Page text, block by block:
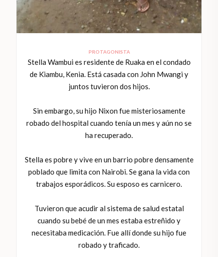
PROTAGONISTA
Stella Wambui es residente de Ruaka en el condado
de Kiambu, Kenia. Está casada con John Mwangi y
juntos tuvieron dos hijos.
Sin embargo, su hijo Nixon fue misteriosamente
robado del hospital cuando tenía un mes y aún no se
ha recuperado.
Stella es pobre y vive en un barrio pobre densamente
poblado que limita con Nairobi. Se gana la vida con
trabajos esporádicos. Su esposo es carnicero.
Tuvieron que acudir al sistema de salud estatal
cuando su bebé de un mes estaba estreñido y
necesitaba medicación. Fue allí donde su hijo fue
robado y traficado.